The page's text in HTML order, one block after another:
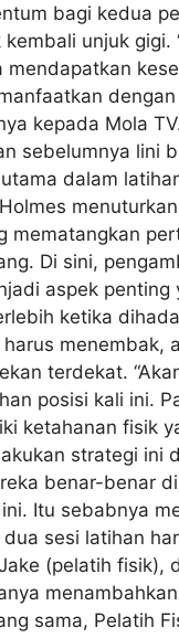
bagi kedua
unjuk gigi.
mendapatkan
kepada Mola
sebelumnya lini
dalam
mematangkan
Di sini,
aspek penting
ketika
menembak,
terdekat.
posisi kali ini.
ketahanan fisik
strategi ini
benar-benar
Itu sebabnya
sesi latihan
(pelatih fisik),
sama, Pelatih